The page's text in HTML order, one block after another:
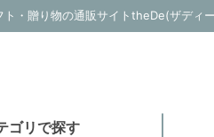
・贈り物の通販サイトtheDe(ザディ
ゴリで探す